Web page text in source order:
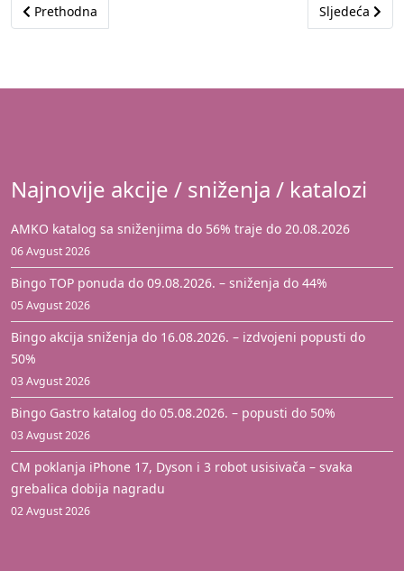
Prethodni članak: Djeca i sunce...
Prethodna Sljedeći
Sljedeća
Najnovije akcije / sniženja / katalozi
AMKO katalog sa sniženjima do 56% traje do 20.08.2026
06 Avgust 2026
Bingo TOP ponuda do 09.08.2026. – sniženja do 44%
05 Avgust 2026
Bingo akcija sniženja do 16.08.2026. – izdvojeni popusti do
50%
03 Avgust 2026
Bingo Gastro katalog do 05.08.2026. – popusti do 50%
03 Avgust 2026
CM poklanja iPhone 17, Dyson i 3 robot usisivača – svaka
grebalica dobija nagradu
02 Avgust 2026